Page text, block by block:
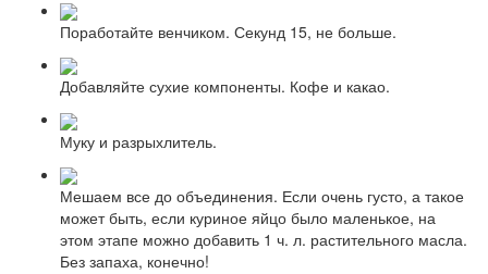
Поработайте венчиком. Секунд 15, не больше.
Добавляйте сухие компоненты. Кофе и какао.
Муку и разрыхлитель.
Мешаем все до объединения. Если очень густо, а такое
может быть, если куриное яйцо было маленькое, на
этом этапе можно добавить 1 ч. л. растительного масла.
Без запаха, конечно!